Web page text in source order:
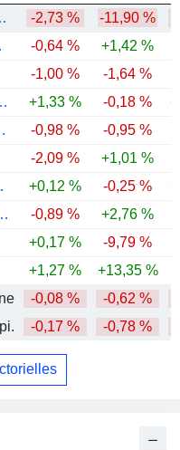
INC. -2,73 % -11,90 %
-0,64 % +1,42 %
-1,00 % -1,64 %
INC.
+1,33 % -0,18 %
INC.
-0,98 % -0,95 %
-2,09 % +1,01 %
LTD.
+0,12 % -0,25 %
INTERNATIONAL PLC
-0,89 % +2,76 %
+0,17 % -9,79 %
+1,27 % +13,35 %
-0,08 % -0,62 %
-0,17 % -0,78 %